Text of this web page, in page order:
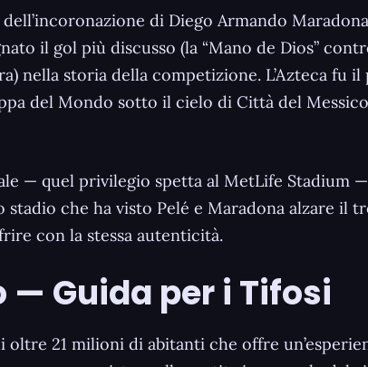
di Diego Armando
il gol più discusso (la “Mano de Dios”
nella storia della competizione. L’Azteca fu
del Mondo sotto il cielo di Città del
— quel privilegio spetta al MetLife Stadium
che ha visto Pelé e Maradona alzare il
con la stessa autenticità.
Guida per i Tifosi
21 milioni di abitanti che offre